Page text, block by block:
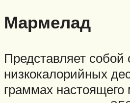
Мармелад
Представляет
низкокалорийных
граммах